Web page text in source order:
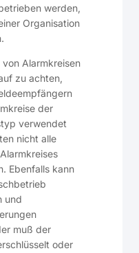
werden,
Organisation
Alarmkreisen
zu achten,
der
verwendet
nicht alle
Ebenfalls kann
und
muß der
oder